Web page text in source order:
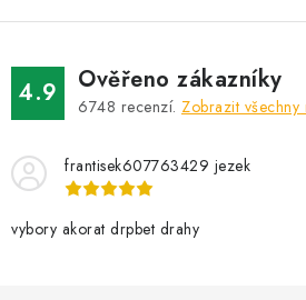
4.9 Ověřeno zákazníky
6748 recenzí. Zobrazit všechny
frantisek607763429 jezek
vybory akorat drpbet drahy